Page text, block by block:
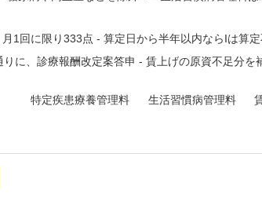
1回に限り333点 - 算定日から半年以内ならIは算
りに、診療報酬改定案答申 - 賃上げの原資不足分を
特定疾患療養管理料 生活習慣病管理料